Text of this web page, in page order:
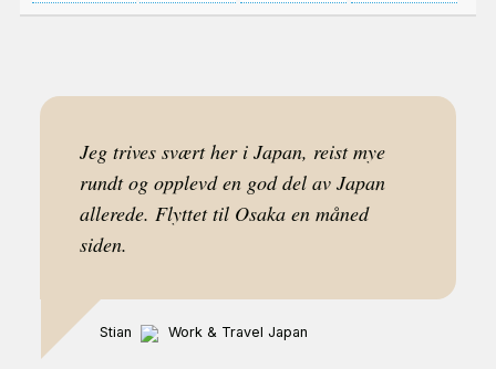
Jeg trives svært her i Japan, reist mye
rundt og opplevd en god del av Japan
allerede. Flyttet til Osaka en måned
siden.
Stian Work & Travel Japan